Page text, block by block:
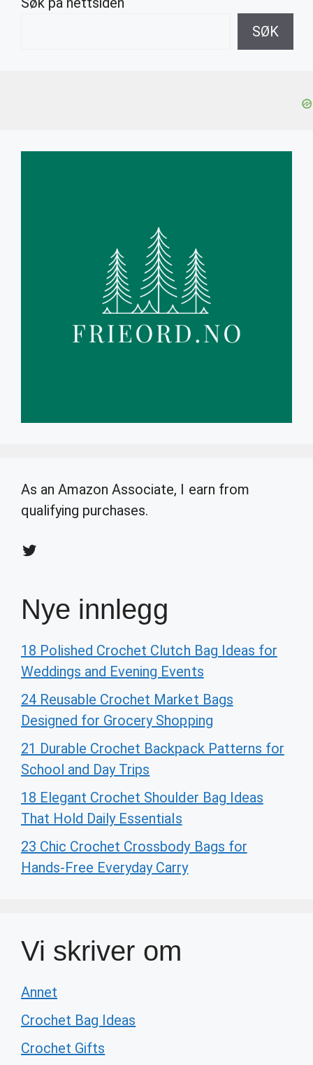
SØK
As an Amazon Associate, I earn from
qualifying purchases.
Twitter
Nye innlegg
18 Polished Crochet Clutch Bag Ideas for
Weddings and Evening Events
24 Reusable Crochet Market Bags
Designed for Grocery Shopping
21 Durable Crochet Backpack Patterns for
School and Day Trips
18 Elegant Crochet Shoulder Bag Ideas
That Hold Daily Essentials
23 Chic Crochet Crossbody Bags for
Hands-Free Everyday Carry
Vi skriver om
Annet
Crochet Bag Ideas
Crochet Gifts